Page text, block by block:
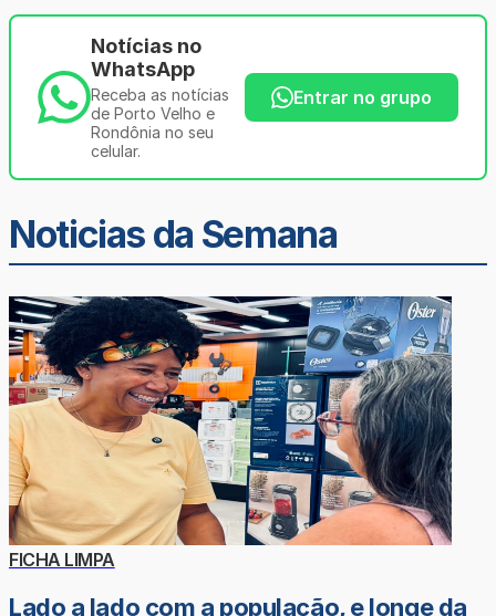
Notícias no
WhatsApp
Receba as notícias
de Porto Velho e
Rondônia no seu
celular.
Entrar no grupo
Noticias da Semana
FICHA LIMPA
Lado a lado com a população, e longe da